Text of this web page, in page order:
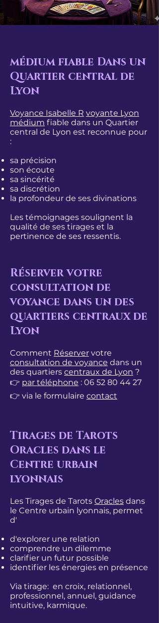
médium fiable Dans un
Quartier central de
Lyon
Voyance Isabelle R voyante Lyon
médium fiable dans un Quartier
central de Lyon est reconnue pour
:
sa précision
son écoute
sa sincérité
sa discrétion
la profondeur de ses divinations
Les témoignages soulignent la
qualité de ses tirages et la
pertinence de ses ressentis.
Réserver votre
consultation de
voyance dans un des
quartiers centraux de
Lyon
Comment Réserver votre
consultation de voyance dans un
des quartiers centraux de Lyon ?
👉 par téléphone : 06 52 80 44 27
👉 via le formulaire contact​
Tirages de Tarots
Oracles dans le
Centre urbain
lyonnais
Les Tirages de Tarots Oracles dans
le Centre urbain lyonnais, permet
d'
d'explorer une relation
comprendre un dilemme
clarifier un futur possible
identifier les énergies en présence
Via tirage: en croix, relationnel,
professionnel, annuel, guidance
intuitive, karmique.